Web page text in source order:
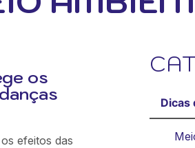
os
efeitos das
Dicas